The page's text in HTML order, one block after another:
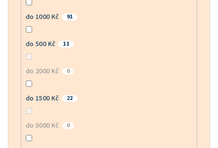
do 1000 Kč 91
do 500 Kč 11
do 2000 Kč 0
do 1500 Kč 22
do 5000 Kč 0